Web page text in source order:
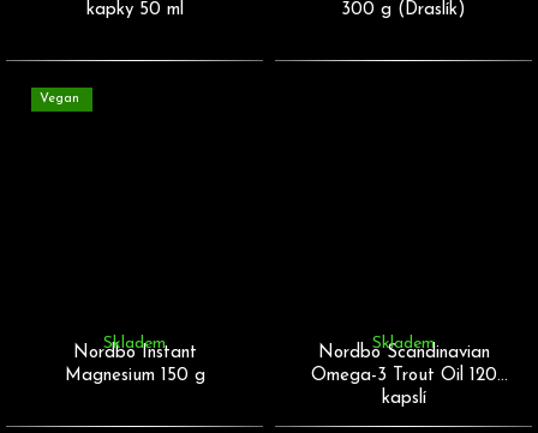
kapky 50 ml
300 g (Draslík)
Vegan
Nordbo Instant
Magnesium 150 g
Skladem
Nordbo Scandinavian
Omega-3 Trout Oil 120
kapslí
Skladem